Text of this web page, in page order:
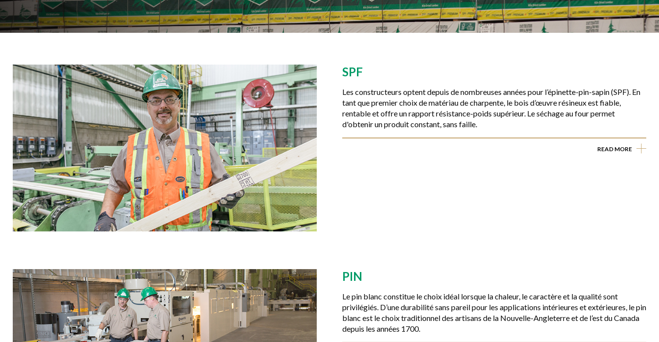
SPF
Les constructeurs optent depuis de nombreuses années pour l’épinette-pin-sapin (SPF). En
tant que premier choix de matériau de charpente, le bois d’œuvre résineux est fiable,
rentable et offre un rapport résistance-poids supérieur. Le séchage au four permet
d'obtenir un produit constant, sans faille.
READ MORE
PIN
Le pin blanc constitue le choix idéal lorsque la chaleur, le caractère et la qualité sont
privilégiés. D’une durabilité sans pareil pour les applications intérieures et extérieures, le pin
blanc est le choix traditionnel des artisans de la Nouvelle-Angleterre et de l’est du Canada
depuis les années 1700.